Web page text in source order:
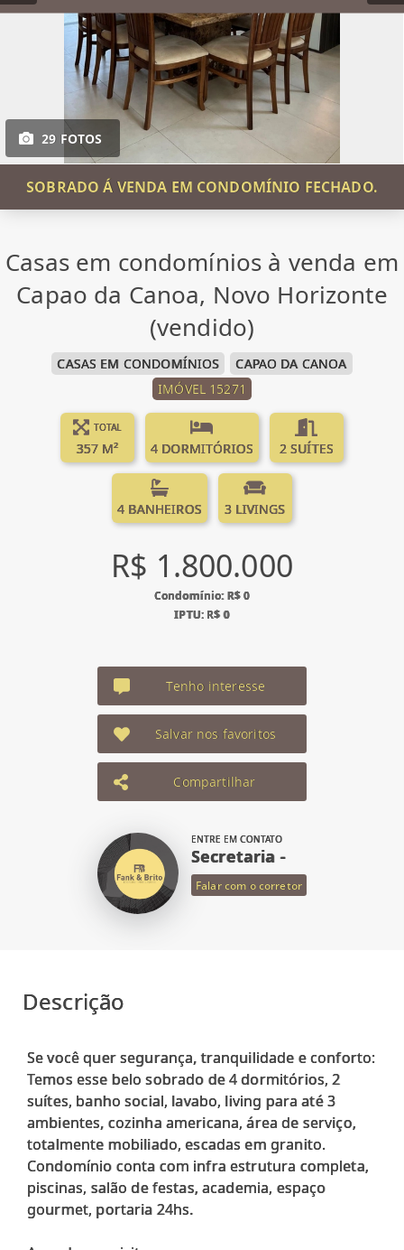
29 FOTOS
SOBRADO Á VENDA EM CONDOMÍNIO FECHADO.
Casas em condomínios à venda em
Capao da Canoa, Novo Horizonte
(vendido)
CASAS EM CONDOMÍNIOS
CAPAO DA CANOA
IMÓVEL 15271
TOTAL
357 M² 4 DORMITÓRIOS 2 SUÍTES
4 BANHEIROS 3 LIVINGS
R$ 1.800.000
Condomínio: R$ 0
IPTU: R$ 0
Tenho interesse
Salvar nos favoritos
Compartilhar
ENTRE EM CONTATO
Secretaria -
Falar com o corretor
Descrição
Se você quer segurança, tranquilidade e conforto:
Temos esse belo sobrado de 4 dormitórios, 2
suítes, banho social, lavabo, living para até 3
ambientes, cozinha americana, área de serviço,
totalmente mobiliado, escadas em granito.
Condomínio conta com infra estrutura completa,
piscinas, salão de festas, academia, espaço
gourmet, portaria 24hs.